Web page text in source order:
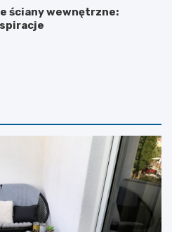
ściany wewnętrzne: